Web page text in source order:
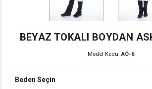
BEYAZ TOKALI BOYDAN
Model Kodu:AÖ-6
Beden Seçin